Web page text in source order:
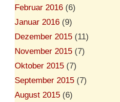
Februar 2016 (6)
Januar 2016 (9)
Dezember 2015 (11)
November 2015 (7)
Oktober 2015 (7)
September 2015 (7)
August 2015 (6)